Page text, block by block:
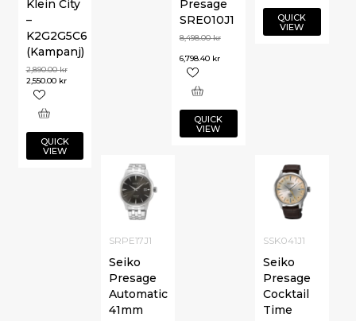
QUICK
VIEW
Klein City
–
K2G2G5C6
(Kampanj)
2,890.00kr
2,550.00 kr
QUICK
VIEW
Presage
SRE010J1
8,498.00kr
6,798.40 kr
QUICK
VIEW
SRPE17J1
Seiko
Presage
Automatic
41mm
SSK041J1
Seiko
Presage
Cocktail
Time